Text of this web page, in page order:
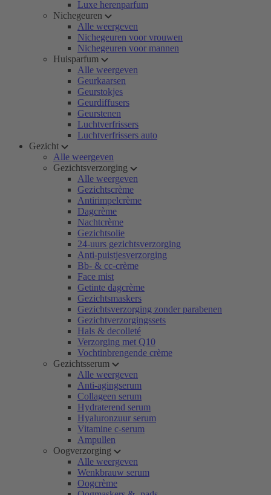
Luxe herenparfum
Nichegeuren
Alle weergeven
Nichegeuren voor vrouwen
Nichegeuren voor mannen
Huisparfum
Alle weergeven
Geurkaarsen
Geurstokjes
Geurdiffusers
Geurstenen
Luchtverfrissers
Luchtverfrissers auto
Gezicht
Alle weergeven
Gezichtsverzorging
Alle weergeven
Gezichtscrème
Antirimpelcrème
Dagcrème
Nachtcrème
Gezichtsolie
24-uurs gezichtsverzorging
Anti-puistjesverzorging
Bb- & cc-crème
Face mist
Getinte dagcrème
Gezichtsmaskers
Gezichtsverzorging zonder parabenen
Gezichtverzorgingssets
Hals & decolleté
Verzorging met Q10
Vochtinbrengende crème
Gezichtsserum
Alle weergeven
Anti-agingserum
Collageen serum
Hydraterend serum
Hyaluronzuur serum
Vitamine c-serum
Ampullen
Oogverzorging
Alle weergeven
Wenkbrauw serum
Oogcrème